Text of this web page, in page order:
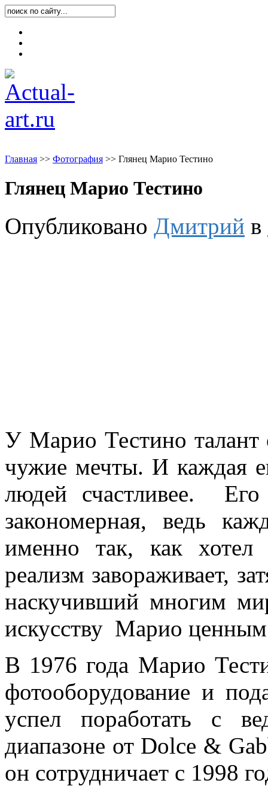
Главная >> Фотография >> Глянец Марио Тестино
Глянец Марио Тестино
Опубликовано Дмитрий в
У Марио Тестино талант
чужие мечты. И каждая
людей счастливее.
закономерная, ведь
именно так, как
реализм завораживает,
наскучивший многим
искусству Марио
В 1976 года Марио
фотооборудование и
успел поработать с
диапазоне от Dolce &
он сотрудничает с 1998